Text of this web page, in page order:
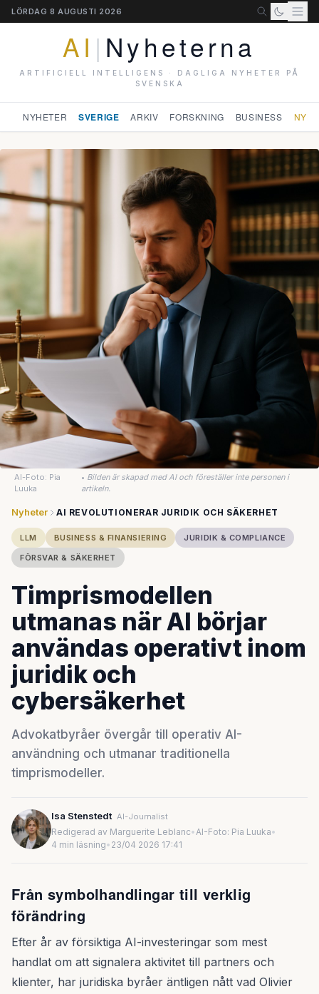
LÖRDAG 8 AUGUSTI 2026
AI | Nyheterna
ARTIFICIELL INTELLIGENS · DAGLIGA NYHETER PÅ
SVENSKA
NYHETER SVERIGE ARKIV FORSKNING BUSINESS
AI-Foto: Pia
Luuka
• Bilden är skapad med AI och föreställer inte personen i
artikeln.
Nyheter AI REVOLUTIONERAR JURIDIK OCH SÄKERHET
LLM BUSINESS & FINANSIERING
JURIDIK & COMPLIANCE
FÖRSVAR & SÄKERHET
Timprismodellen
utmanas när AI börjar
användas operativt inom
juridik och
cybersäkerhet
Advokatbyråer övergår till operativ AI-
användning och utmanar traditionella
timprismodeller.
Isa Stenstedt AI-Journalist
Redigerad av Marguerite Leblanc•AI-Foto: Pia Luuka•
4 min läsning• 23/04 2026 17:41
Från symbolhandlingar till verklig
förändring
Efter år av försiktiga AI-investeringar som mest
handlat om att signalera aktivitet till partners och
klienter, har juridiska byråer äntligen nått vad Olivier